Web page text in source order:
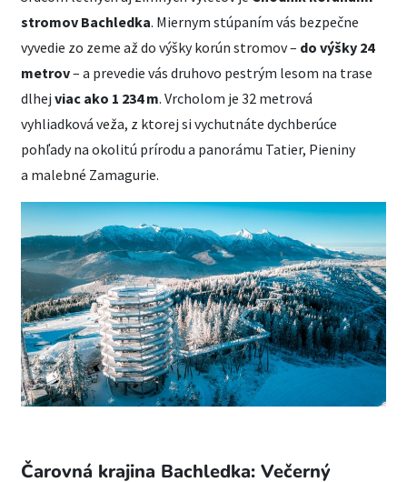
stromov Bachledka. Miernym stúpaním vás bezpečne
vyvedie zo zeme až do výšky korún stromov – do výšky 24
metrov– a prevedie vás druhovo pestrým lesom na trase
dlhej viac ako 1 234 m. Vrcholom je 32 metrová
vyhliadková veža, z ktorej si vychutnáte dychberúce
pohľady na okolitú prírodu a panorámu Tatier, Pieniny
a malebné Zamagurie.
Čarovná krajina Bachledka: Večerný